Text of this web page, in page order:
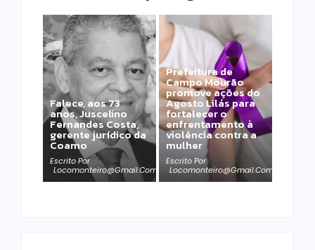
Falece, aos 73
anos, Juscelino
Fernandes Costa,
gerente jurídico da
Coamo
Escrito Por
Locomonteiro@gmail.com
Prefeitura de
Campo Mourão
promove ações do
Agosto Lilás para
fortalecer o
enfrentamento à
violência contra a
mulher
Escrito Por
Locomonteiro@gmail.com